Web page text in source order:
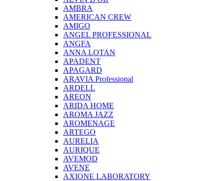
AMBRA
AMERICAN CREW
AMIGO
ANGEL PROFESSIONAL
ANGFA
ANNA LOTAN
APADENT
APAGARD
ARAVIA Professional
ARDELL
AREON
ARIDA HOME
AROMA JAZZ
AROMENAGE
ARTEGO
AURELIA
AURIQUE
AVEMOD
AVENE
AXIONE LABORATORY